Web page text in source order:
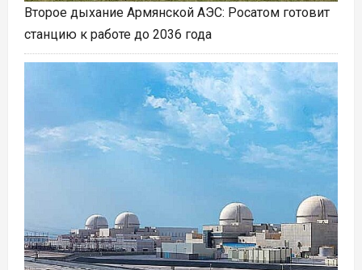
Второе дыхание Армянской АЭС: Росатом готовит
станцию к работе до 2036 года